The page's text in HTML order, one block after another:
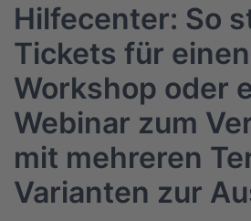
Hilfecenter: So
Tickets für einen
Workshop oder
Webinar zum
mit mehreren
Varianten zur